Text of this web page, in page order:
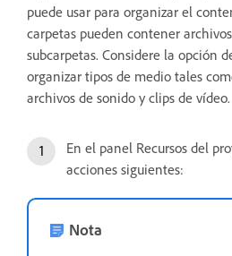
puede usar para organizar el
carpetas pueden contener
subcarpetas. Considere la opción
organizar tipos de medio tales
archivos de sonido y clips de vídeo.
En el panel Recursos del
acciones siguientes:
Nota